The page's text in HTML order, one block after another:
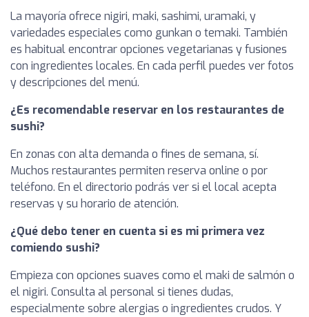
La mayoría ofrece nigiri, maki, sashimi, uramaki, y
variedades especiales como gunkan o temaki. También
es habitual encontrar opciones vegetarianas y fusiones
con ingredientes locales. En cada perfil puedes ver fotos
y descripciones del menú.
¿Es recomendable reservar en los restaurantes de
sushi?
En zonas con alta demanda o fines de semana, sí.
Muchos restaurantes permiten reserva online o por
teléfono. En el directorio podrás ver si el local acepta
reservas y su horario de atención.
¿Qué debo tener en cuenta si es mi primera vez
comiendo sushi?
Empieza con opciones suaves como el maki de salmón o
el nigiri. Consulta al personal si tienes dudas,
especialmente sobre alergias o ingredientes crudos. Y